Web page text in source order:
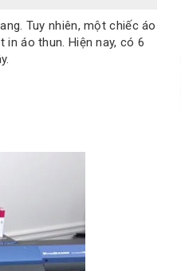
Tuy nhiên, một chiếc áo
áo thun. Hiện nay, có 6